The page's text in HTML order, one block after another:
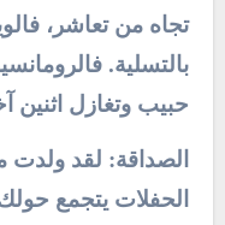
تجاه من تعاشر،
بالتسلية.
حبيب وتغازل اثنين
الصداقة: لقد ولدت
الحفلات يتجمع